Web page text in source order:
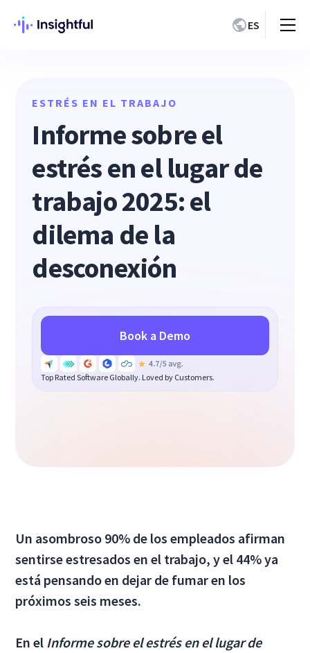
ES
ESTRÉS EN EL TRABAJO
Informe sobre el
estrés en el lugar de
trabajo 2025: el
dilema de la
desconexión
Book a Demo
Top Rated Software Globally. Loved by Customers.
Un asombroso 90% de los empleados afirman
sentirse estresados en el trabajo, y el 44% ya
está pensando en dejar de fumar en los
próximos seis meses.
En el Informe sobre el estrés en el lugar de